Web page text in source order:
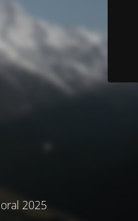
2025